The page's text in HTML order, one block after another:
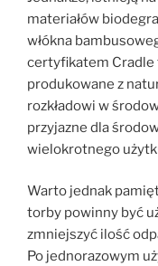
materiałów
włókna
certyfikatem Cradle
produkowane z
rozkładowi w
przyjazne dla
wielokrotnego
Warto jednak
torby powinny być
zmniejszyć ilość
Po jednorazowym